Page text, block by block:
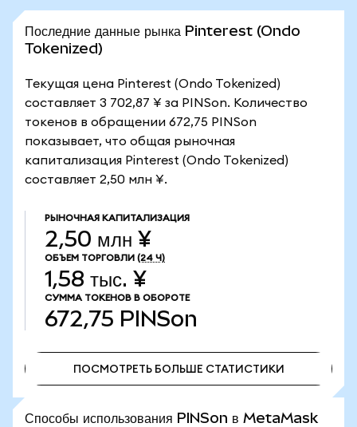
Последние данные рынка Pinterest (Ondo
Tokenized)
Текущая цена Pinterest (Ondo Tokenized)
составляет 3 702,87 ¥ за PINSon. Количество
токенов в обращении 672,75 PINSon
показывает, что общая рыночная
капитализация Pinterest (Ondo Tokenized)
составляет 2,50 млн ¥.
РЫНОЧНАЯ КАПИТАЛИЗАЦИЯ
2,50 млн ¥
ОБЪЕМ ТОРГОВЛИ (24 Ч)
1,58 тыс. ¥
СУММА ТОКЕНОВ В ОБОРОТЕ
672,75 PINSon
ПОСМОТРЕТЬ БОЛЬШЕ СТАТИСТИКИ
Способы использования PINSon в MetaMask